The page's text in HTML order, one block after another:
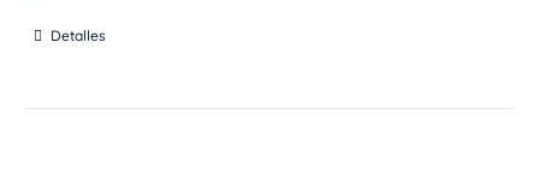
Detalles